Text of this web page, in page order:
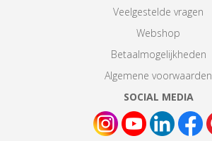
Veelgestelde vragen
Webshop
Betaalmogelijkheden
Algemene voorwaarden
SOCIAL MEDIA